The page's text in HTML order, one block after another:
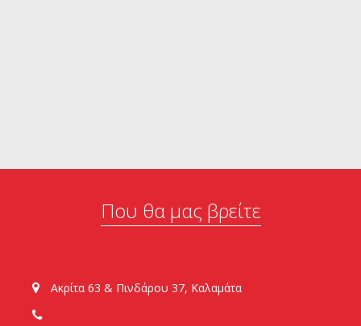
Που θα μας βρείτε
Ακρίτα 63 & Πινδάρου 37, Καλαμάτα